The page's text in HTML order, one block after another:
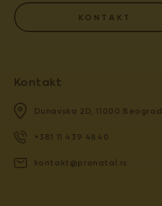
Kontakt
Dunavska 2D, 11000 Beograd
+381 11 439 4840
kontakt@pronatal.rs
KONTAKT